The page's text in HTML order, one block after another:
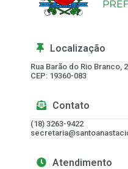
Localização
Rua Barão do Rio Branco,
CEP: 19360-083
Contato
(18) 3263-9422
Atendimento